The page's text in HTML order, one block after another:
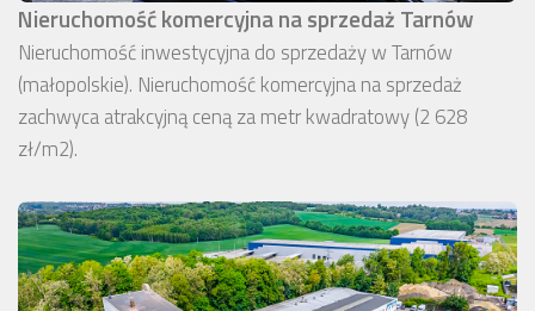
Nieruchomość komercyjna na sprzedaż Tarnów
Nieruchomość inwestycyjna do sprzedaży w Tarnów
(małopolskie). Nieruchomość komercyjna na sprzedaż
zachwyca atrakcyjną ceną za metr kwadratowy (2 628
zł/m2).